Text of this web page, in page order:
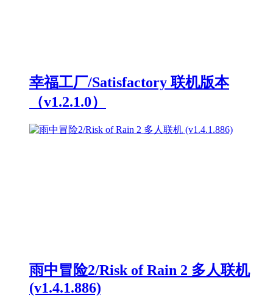
幸福工厂/Satisfactory 联机版本
（v1.2.1.0）
雨中冒险2/Risk of Rain 2 多人联机
(v1.4.1.886)